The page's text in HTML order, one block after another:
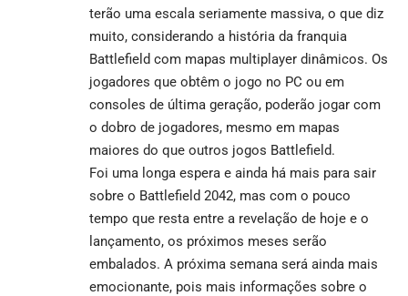
terão uma escala seriamente massiva, o que diz
muito, considerando a história da franquia
Battlefield com mapas multiplayer dinâmicos. Os
jogadores que obtêm o jogo no PC ou em
consoles de última geração, poderão jogar com
o dobro de jogadores, mesmo em mapas
maiores do que outros jogos Battlefield.
Foi uma longa espera e ainda há mais para sair
sobre o Battlefield 2042, mas com o pouco
tempo que resta entre a revelação de hoje e o
lançamento, os próximos meses serão
embalados. A próxima semana será ainda mais
emocionante, pois mais informações sobre o